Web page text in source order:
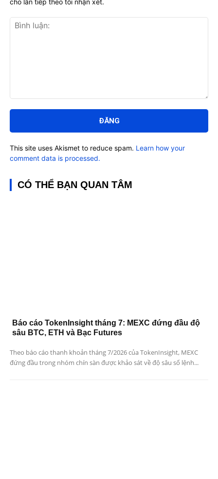
luận:
cho lần tiếp theo tôi nhận xét.
This site uses Akismet to reduce spam. Learn how your
comment data is processed.
CÓ THỂ BẠN QUAN TÂM
Báo cáo TokenInsight tháng 7: MEXC đứng đầu độ
sâu BTC, ETH và Bạc Futures
Theo báo cáo thanh khoản tháng 7/2026 của TokenInsight, MEXC
đứng đầu trong nhóm chín sàn được khảo sát về độ sâu sổ lệnh...